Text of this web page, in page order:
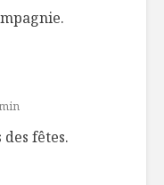
fêtes.